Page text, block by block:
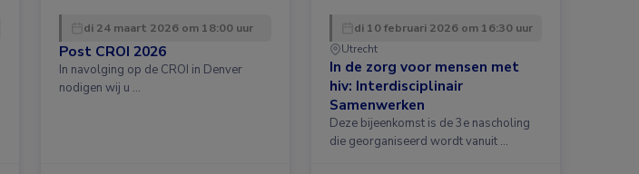
di 24 maart 2026 om 18:00 uur
Post CROI 2026
In navolging op de CROI in Denver
nodigen wij u …
di 10 februari 2026 om 16:30 uur
Utrecht
In de zorg voor mensen met
hiv: Interdisciplinair
Samenwerken
Deze bijeenkomst is de 3e nascholing
die georganiseerd wordt vanuit …